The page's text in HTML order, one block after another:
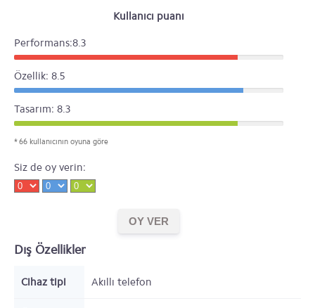
Kullanıcı puanı
Performans:8.3
Özellik: 8.5
Tasarım: 8.3
* 66 kullanıcının oyuna göre
Siz de oy verin:
Dış Özellikler
Cihaz tipi Akıllı telefon